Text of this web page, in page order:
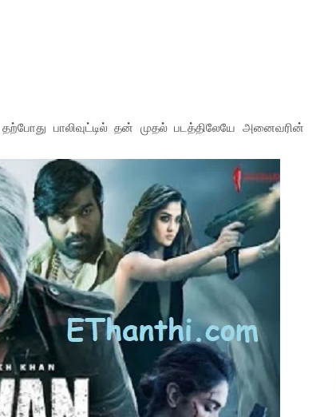
பாலிவுட்டில் தன் முதல் படத்திலேயே அனைவரின்